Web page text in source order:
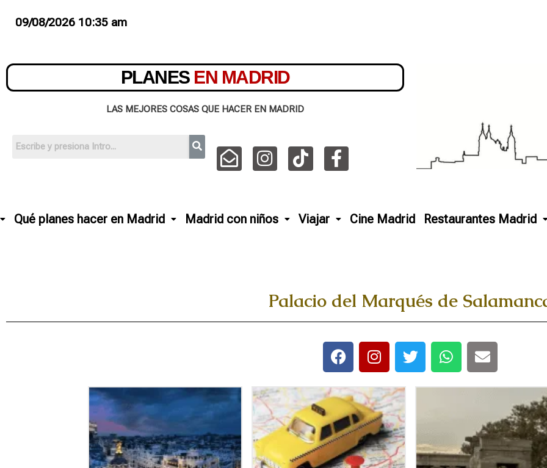
09/08/2026 10:35 am
PLANES EN MADRID
LAS MEJORES COSAS QUE HACER EN MADRID
Qué planes hacer en Madrid Madrid con niños Viajar Cine Madrid Restaurantes Madrid
Palacio del Marqués de